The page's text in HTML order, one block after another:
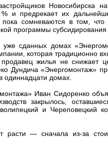
Новосибирска
и предрекает их
пока сомневаются в том,
программы
сданных домах
которая традиционно
продавец жилья не
Дундича «Энергомонтаж»
одиннадцати домах.
Иван Сидоренко
закрылось,
и Череповецкий
— сначала из-за